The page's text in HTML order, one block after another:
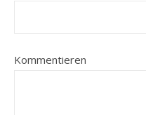
Kommentieren